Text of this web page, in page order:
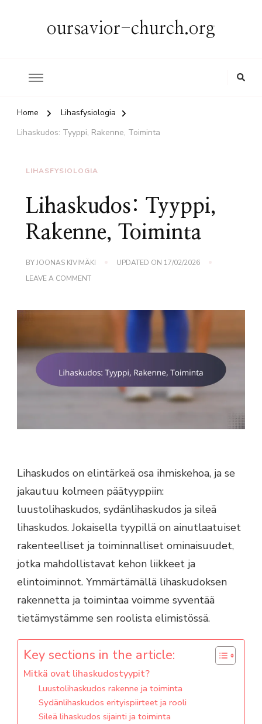
oursavior-church.org
Home
Lihasfysiologia
Lihaskudos: Tyyppi, Rakenne, Toiminta
LIHASFYSIOLOGIA
Lihaskudos: Tyyppi,
Rakenne, Toiminta
BYJOONAS KIVIMÄKI UPDATED ON 17/02/2026
LEAVE A COMMENTON
Lihaskudos on elintärkeä osa ihmiskehoa, ja se
jakautuu kolmeen päätyyppiin:
luustolihaskudos, sydänlihaskudos ja sileä
lihaskudos. Jokaisella tyypillä on ainutlaatuiset
rakenteelliset ja toiminnalliset ominaisuudet,
jotka mahdollistavat kehon liikkeet ja
elintoiminnot. Ymmärtämällä lihaskudoksen
rakennetta ja toimintaa voimme syventää
tietämystämme sen roolista elimistössä.
Key sections in the article:
Mitkä ovat lihaskudostyypit?
Luustolihaskudos rakenne ja toiminta
Sydänlihaskudos erityispiirteet ja rooli
Sileä lihaskudos sijainti ja toiminta